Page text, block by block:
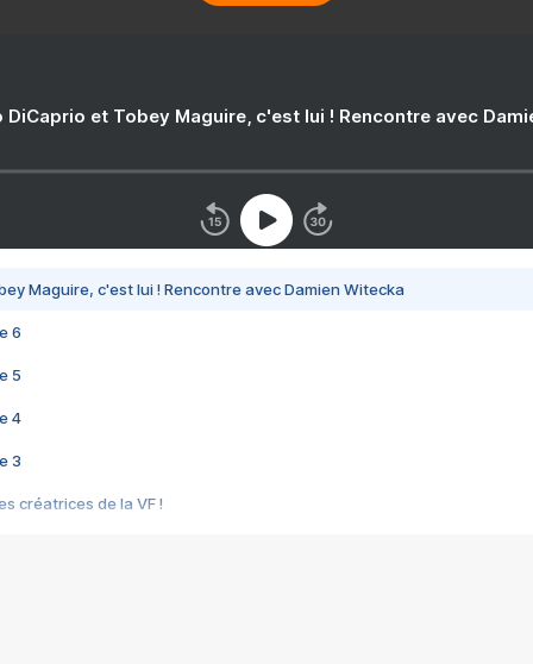
DiCaprio et Tobey Maguire, c'est lui ! Rencontre avec
Maguire, c'est lui ! Rencontre avec Damien Witecka
6
5
4
3
créatrices de la VF !